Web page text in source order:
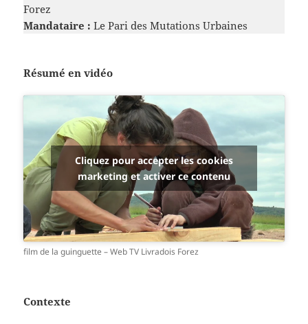
Forez
Mandataire : Le Pari des Mutations Urbaines
Résumé en vidéo
Cliquez pour accepter les cookies
marketing et activer ce contenu
film de la guinguette – Web TV Livradois Forez
Contexte